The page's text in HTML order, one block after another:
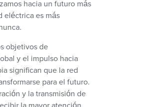
hacia un futuro más
eléctrica es más
objetivos de
y el impulso hacia
significan que la red
para el futuro.
y la transmisión de